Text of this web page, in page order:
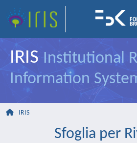
IRIS Institutional
Information
IRIS
Sfoglia per